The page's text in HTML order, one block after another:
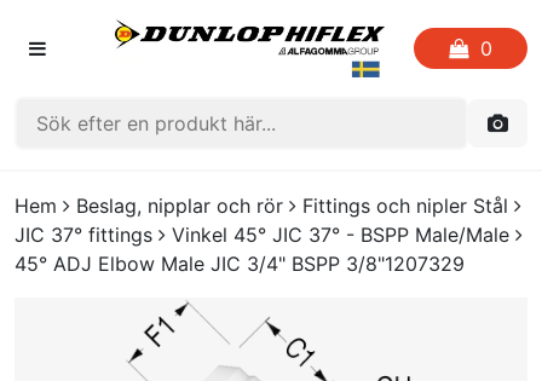
0
HEM
FAVORITLISTOR
Hem Beslag, nipplar och rör
Fittings och nipler Stål
JIC 37° fittings
Vinkel 45° JIC 37° - BSPP Male/Male
45° ADJ Elbow Male JIC 3/4" BSPP 3/8"1207329